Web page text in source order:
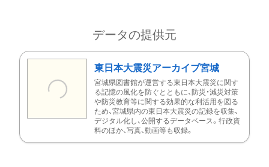
データの提供元
東日本大震災アーカイブ宮城
宮城県図書館が運営する東日本大震災に関す
る記憶の風化を防ぐとともに、防災・減災対策
や防災教育等に関する効果的な利活用を図る
ため、宮城県内の東日本大震災の記録を収集、
デジタル化し、公開するデータベース。行政資
料のほか、写真、動画等も収録。